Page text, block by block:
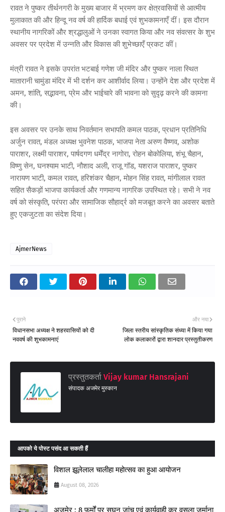
रावत ने पुष्कर तीर्थनगरी के मुख्य बाजार में भ्रमण कर क्षेत्रवासियों से आत्मीय
मुलाकात की और हिन्दू नव वर्ष की हार्दिक बधाई एवं शुभकामनाएँ दीं। इस दौरान
स्थानीय नागरिकों और श्रद्धालुओं ने उनका स्वागत किया और नव संवत्सर के शुभ
अवसर पर प्रदेश में उन्नति और विकास की शुभेच्छाएँ प्रकट कीं।
मंत्री रावत ने इसके उपरांत भटबाई गणेश जी मंदिर और पुष्कर नाला स्थित
मातारानी चामुंडा मंदिर में भी दर्शन कर आशीर्वाद लिया। उन्होंने देश और प्रदेश में
अमन, शांति, सद्भावना, प्रेम और भाईचारे की भावना को सुदृढ़ करने की कामना
की।
इस अवसर पर उनके साथ निवर्तमान सभापति कमल पाठक, प्रधान प्रतिनिधि
अर्जुन रावत, मंडल अध्यक्ष भुवनेश पाठक, भाजपा नेता अरुण वैष्णव, अशोक
पाराशर, लक्ष्मी पाराशर, पार्षदगण धर्मेंद्र नागोरा, रोहन बोकोलिया, शंभू चैहान,
विष्णु सेन, घनश्याम भाटी, नौशाद अली, राजू गॉड, यशराज पाराशर, पुष्कर
नारायण भाटी, कमल रावत, हरिशंकर चैहान, मोहन सिंह रावत, मांगीलाल रावत
सहित सैकड़ों भाजपा कार्यकर्ता और गणमान्य नागरिक उपस्थित रहे। सभी ने नव
वर्ष को संस्कृति, परंपरा और सामाजिक सौहार्द्र को मजबूत करने का अवसर बताते
हुए एकजुटता का संदेश दिया।
AjmerNews
और नया
जिला स्तरीय सांस्कृतिक संध्या में किया गया
लोक कलाकारों द्वारा शानदार प्रस्तुतीकरण
पुराने
विधानसभा अध्यक्ष ने शहरवासियों को दी
नववर्ष की शुभकामनाएं
प्रस्तुतकर्ता Vijay kumar Hansrajani
संपादक अजमेर मुस्कान
आपको ये पोस्ट पसंद आ सकती हैं
विशाल झूलेलाल चालीहा महोत्सव का हुआ आयोजन
August 08, 2026
अजमेर : 8 फर्मों पर सघन जांच एवं कार्यवाही कर वसूला जुर्माना